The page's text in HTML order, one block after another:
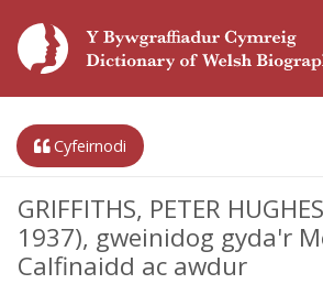
Cyfeirnodi
GRIFFITHS, PETER
1937), gweinidog gyda'r
Calfinaidd ac awdur